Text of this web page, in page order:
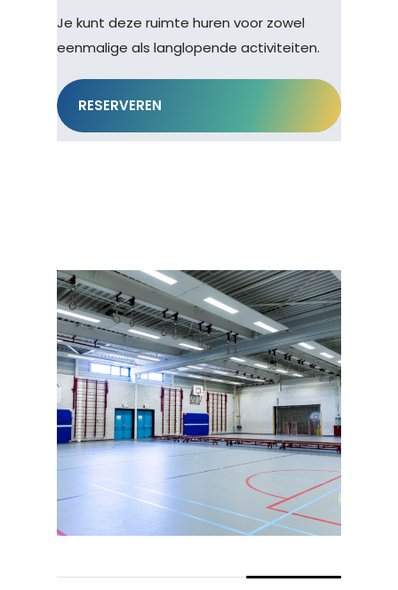
Je kunt deze ruimte huren voor zowel
eenmalige als langlopende activiteiten.
RESERVEREN